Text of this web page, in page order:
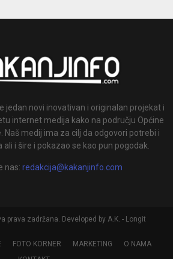
jedan novi inovativan i originalan projekat i
internet medija kako na području Općine
Naš medij ima za cilj da odgovori potrebi i
ali i šire i pokazao se kao pun pogodak.
nas: redakcija@kakanjinfo.com
prava zadržana. Developed by A.K. - Longit
FOTO KORNER MARKETING
O NAMA